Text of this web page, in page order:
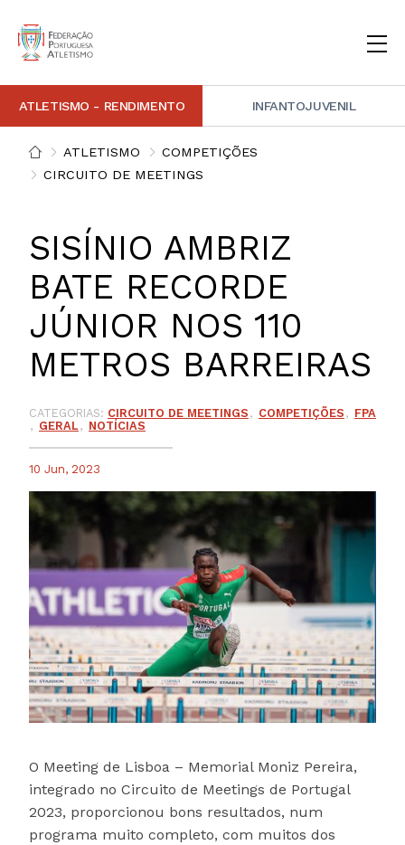
ATLETISMO - RENDIMENTO INFANTOJUVENIL
INSTITUCIONAL
DOCUMENTAÇÃO
ARBITRAGEM
DECISÕES DISCIPLINARES
CONTACTOS
FOTOGRAFIAS
VIDEOS
IMAGEM DE MARCA FPA
COMUNICADOS DE IMPRENSA
NEWSLETTER FPA
ATLETISMO
COMPETIÇÕES
CIRCUITO DE MEETINGS
SISÍNIO AMBRIZ
BATE RECORDE
JÚNIOR NOS 110
METROS BARREIRAS
CATEGORIAS: CIRCUITO DE MEETINGS COMPETIÇÕES
FPA
GERAL
NOTÍCIAS
10 Jun, 2023
O Meeting de Lisboa – Memorial Moniz Pereira,
integrado no Circuito de Meetings de Portugal
2023, proporcionou bons resultados, num
programa muito completo, com muitos dos